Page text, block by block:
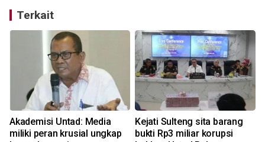
Terkait
Akademisi Untad: Media
miliki peran krusial ungkap
Kejati Sulteng sita barang
bukti Rp3 miliar korupsi